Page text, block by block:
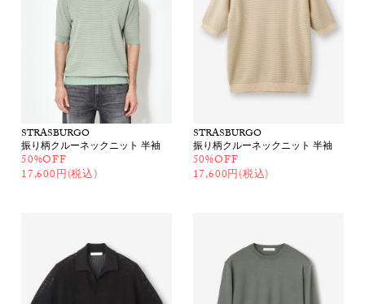
STRASBURGO
振り柄クルーネックニット 半袖
50%OFF
17,600円(税込)
STRASBURGO
振り柄クルーネックニット 半袖
50%OFF
17,600円(税込)